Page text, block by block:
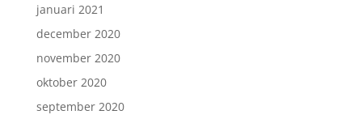
januari 2021
december 2020
november 2020
oktober 2020
september 2020